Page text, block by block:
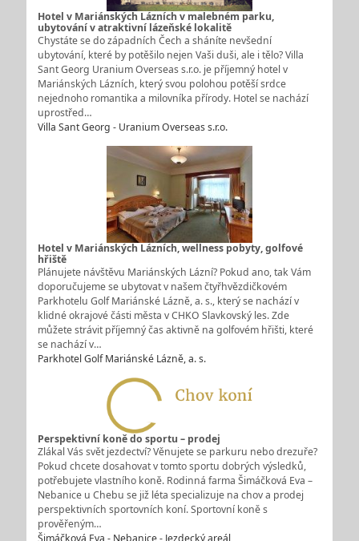
Hotel v Mariánských Lázních v malebném parku,
ubytování v atraktivní lázeňské lokalitě
Chystáte se do západních Čech a sháníte nevšední
ubytování, které by potěšilo nejen Vaši duši, ale i tělo? Villa
Sant Georg Uranium Overseas s.r.o. je příjemný hotel v
Mariánských Lázních, který svou polohou potěší srdce
nejednoho romantika a milovníka přírody. Hotel se nachází
uprostřed…
Villa Sant Georg - Uranium Overseas s.r.o.
Hotel v Mariánských Lázních, wellness pobyty, golfové
hřiště
Plánujete návštěvu Mariánských Lázní? Pokud ano, tak Vám
doporučujeme se ubytovat v našem čtyřhvězdičkovém
Parkhotelu Golf Mariánské Lázně, a. s., který se nachází v
klidné okrajové části města v CHKO Slavkovský les. Zde
můžete strávit příjemný čas aktivně na golfovém hřišti, které
se nachází v…
Parkhotel Golf Mariánské Lázně, a. s.
Perspektivní koně do sportu – prodej
Zlákal Vás svět jezdectví? Věnujete se parkuru nebo drezuře?
Pokud chcete dosahovat v tomto sportu dobrých výsledků,
potřebujete vlastního koně. Rodinná farma Šimáčková Eva –
Nebanice u Chebu se již léta specializuje na chov a prodej
perspektivních sportovních koní. Sportovní koně s
prověřeným…